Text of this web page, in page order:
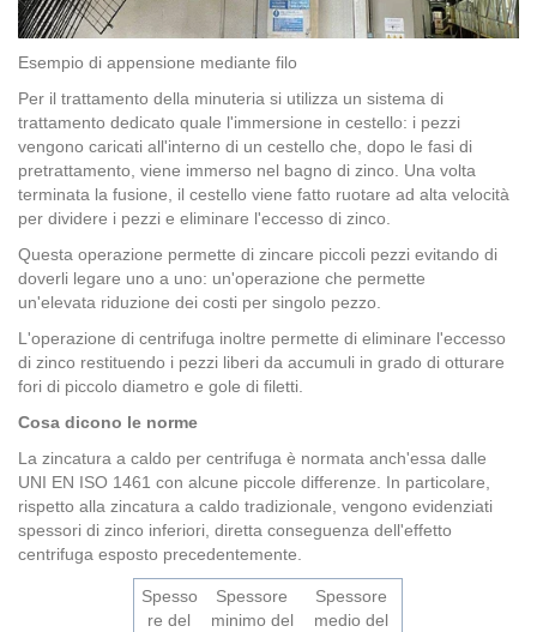
Esempio di appensione mediante filo
Per il trattamento della minuteria si utilizza un sistema di
trattamento dedicato quale l'immersione in cestello: i pezzi
vengono caricati all'interno di un cestello che, dopo le fasi di
pretrattamento, viene immerso nel bagno di zinco. Una volta
terminata la fusione, il cestello viene fatto ruotare ad alta velocità
per dividere i pezzi e eliminare l'eccesso di zinco.
Questa operazione permette di zincare piccoli pezzi evitando di
doverli legare uno a uno: un'operazione che permette
un'elevata riduzione dei costi per singolo pezzo.
L'operazione di centrifuga inoltre permette di eliminare l'eccesso
di zinco restituendo i pezzi liberi da accumuli in grado di otturare
fori di piccolo diametro e gole di filetti.
Cosa dicono le norme
La zincatura a caldo per centrifuga è normata anch'essa dalle
UNI EN ISO 1461 con alcune piccole differenze. In particolare,
rispetto alla zincatura a caldo tradizionale, vengono evidenziati
spessori di zinco inferiori, diretta conseguenza dell'effetto
centrifuga esposto precedentemente.
Spesso
re del
Spessore
minimo del
Spessore
medio del